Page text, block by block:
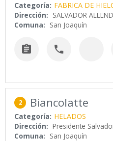
Categoría: FABRICA DE
Dirección: SALVADOR
Comuna: San Joaquín
 
2 Biancolatte
Categoría: HELADOS
Dirección: Presidente
Comuna: San Joaquín